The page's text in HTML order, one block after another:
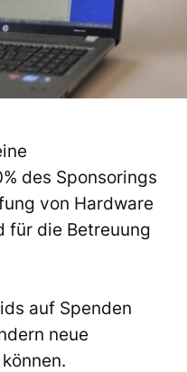
des Sponsorings
von Hardware
für die Betreuung
auf Spenden
neue